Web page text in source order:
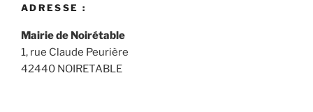
ADRESSE :
Mairie de Noirétable
1, rue Claude Peurière
42440 NOIRETABLE